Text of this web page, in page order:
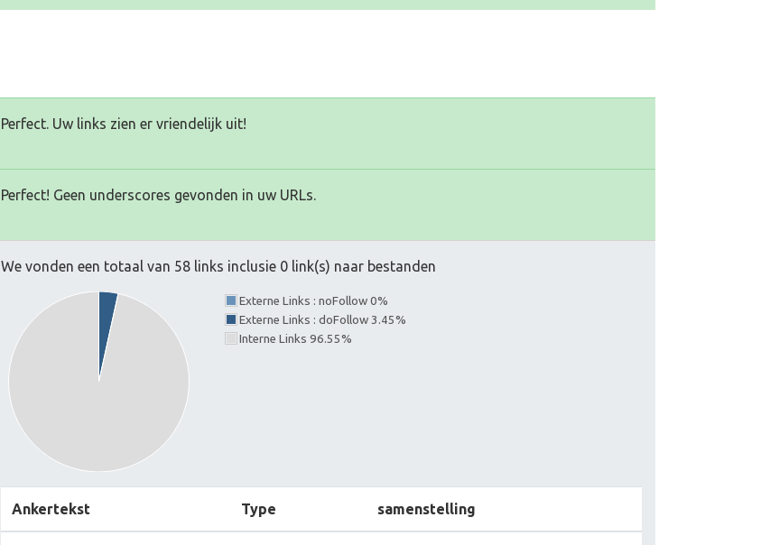
Perfect. Uw links zien er vriendelijk uit!
Perfect! Geen underscores gevonden in uw URLs.
We vonden een totaal van 58 links inclusie 0 link(s) naar bestanden
Externe Links : noFollow 0%
Externe Links : doFollow 3.45%
Interne Links 96.55%
Ankertekst Type samenstelling